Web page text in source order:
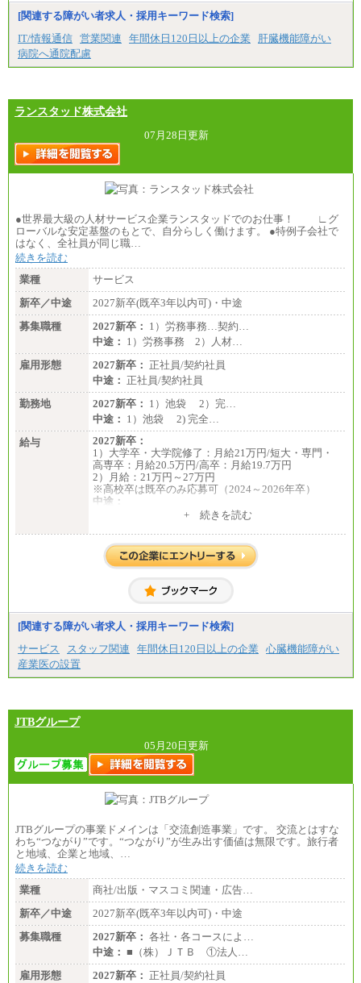
[関連する障がい者求人・採用キーワード検索]
IT/情報通信 営業関連 年間休日120日以上の企業
肝臓機能障がい
病院へ通院配慮
ランスタッド株式会社
07月28日更新
●世界最大級の人材サービス企業ランスタッドでのお仕事！ ∟グ
ローバルな安定基盤のもとで、自分らしく働けます。 ●特例子会社で
はなく、全社員が同じ職…
続きを読む
業種
サービス
新卒／中途
2027新卒(既卒3年以内可)・中途
募集職種
2027新卒： 1）労務事務…契約…
中途： 1）労務事務 2）人材…
雇用形態
2027新卒： 正社員/契約社員
中途： 正社員/契約社員
勤務地
2027新卒： 1）池袋 2）完…
中途： 1）池袋 2) 完全…
給与
2027新卒：
1）大学卒・大学院修了：月給21万円/短大・専門・
高専卒：月給20.5万円/高卒：月給19.7万円
2）月給：21万円～27万円
※高校卒は既卒のみ応募可（2024～2026年卒）
中途：
1）月給：21万円～25万円+ 続きを読む
[関連する障がい者求人・採用キーワード検索]
サービス
スタッフ関連 年間休日120日以上の企業
心臓機能障がい
産業医の設置
JTBグループ
05月20日更新
JTBグループの事業ドメインは「交流創造事業」です。 交流とはすな
わち“つながり”です。“つながり”が生み出す価値は無限です。旅行者
と地域、企業と地域、…
続きを読む
業種
商社/出版・マスコミ関連・広告…
新卒／中途
2027新卒(既卒3年以内可)・中途
募集職種
2027新卒： 各社・各コースによ…
中途： ■（株）ＪＴＢ ①法人…
雇用形態
2027新卒： 正社員/契約社員